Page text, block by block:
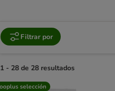
Filtrar por
1 - 28 de 28 resultados
product items have been changed
selección